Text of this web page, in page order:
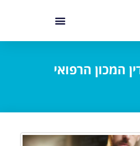
המכון הרפואי